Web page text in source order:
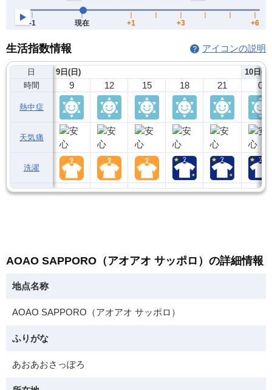
生活指数情報 アイコンの説明
日
時間
熱中症
天気痛
洗濯
9日(日)
9 12 15 18 21
10日(
0
AOAO SAPPORO（アオアオ サッポロ）の詳細情報
地点名称
AOAO SAPPORO（アオアオ サッポロ）
ふりがな
あおあおさっぽろ